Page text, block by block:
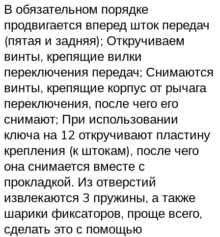
В обязательном порядке
продвигается вперед шток передач
(пятая и задняя); Откручиваем
винты, крепящие вилки
переключения передач; Снимаются
винты, крепящие корпус от рычага
переключения, после чего его
снимают; При использовании
ключа на 12 откручивают пластину
крепления (к штокам), после чего
она снимается вместе с
прокладкой. Из отверстий
извлекаются 3 пружины, а также
шарики фиксаторов, проще всего,
сделать это с помощью